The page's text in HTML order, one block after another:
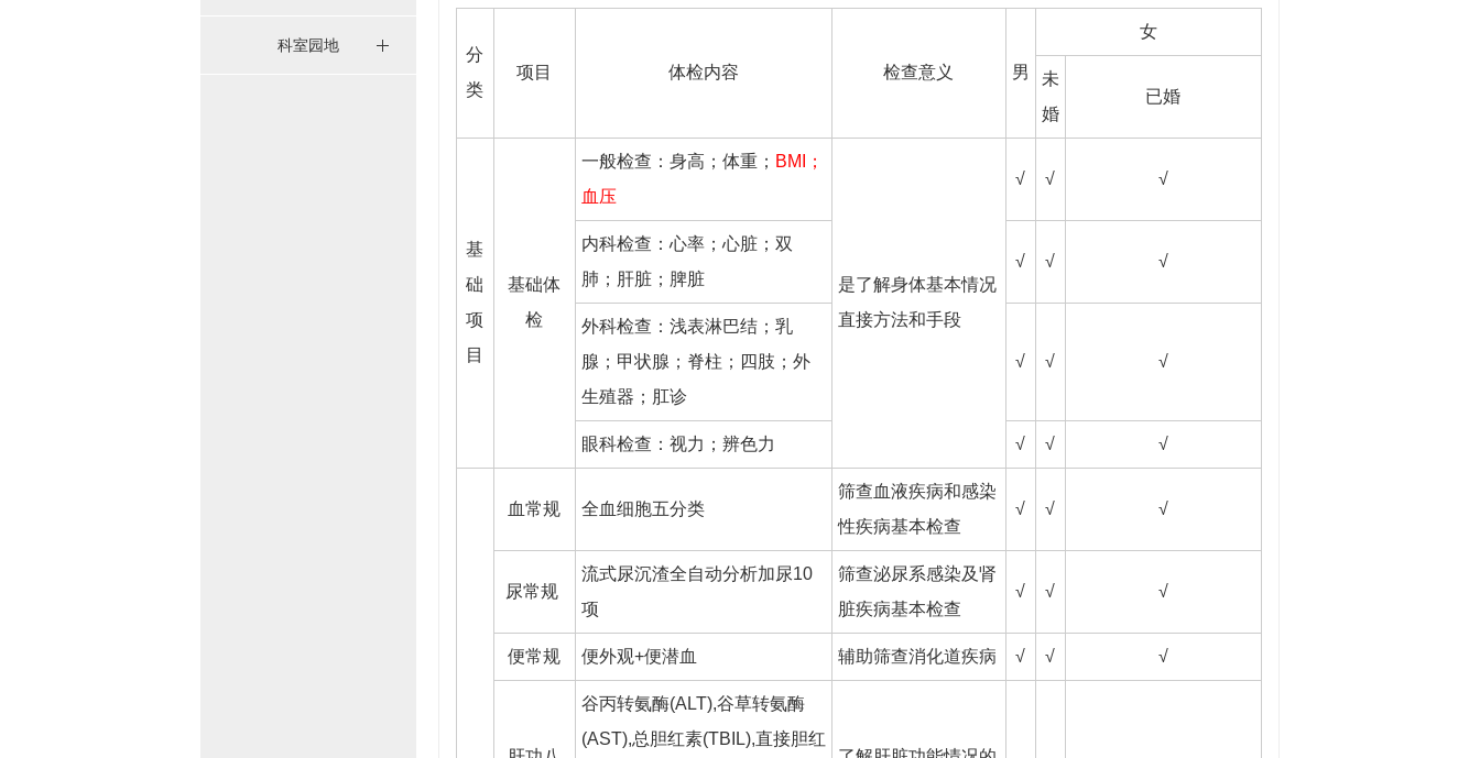
科室园地
分
类
项目 体检内容 检查意义 男
女
未
婚
已婚
基
础
项
目
基础体
检
一般检查：身高；体重； BMI；
血压
是了解身体基本情况
直接方法和手段
√ √ √
内科检查：心率；心脏；双
肺；肝脏；脾脏
√ √ √
外科检查：浅表淋巴结；乳
腺；甲状腺；脊柱；四肢；外
生殖器；肛诊
√ √ √
眼科检查：视力；辨色力 √ √ √
血常规 全血细胞五分类
筛查血液疾病和感染
性疾病基本检查
√ √ √
尿常规
流式尿沉渣全自动分析加尿10
项
筛查泌尿系感染及肾
脏疾病基本检查
√ √ √
便常规 便外观+便潜血 辅助筛查消化道疾病 √ √ √
谷丙转氨酶(ALT),谷草转氨酶
(AST),总胆红素(TBIL),直接胆红